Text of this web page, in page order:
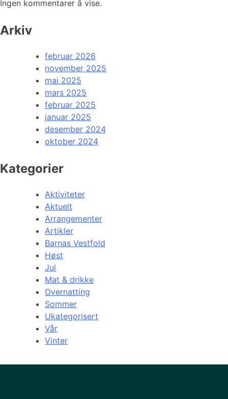
Ingen kommentarer å vise.
Arkiv
februar 2026
november 2025
mai 2025
mars 2025
februar 2025
januar 2025
desember 2024
oktober 2024
Kategorier
Aktiviteter
Aktuelt
Arrangementer
Artikler
Barnas Vestfold
Høst
Jul
Mat & drikke
Overnatting
Sommer
Ukategorisert
Vår
Vinter